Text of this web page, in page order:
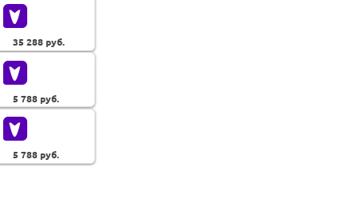
35 288 руб.
5 788 руб.
5 788 руб.